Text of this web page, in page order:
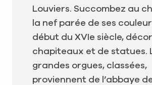
Louviers. Succombez au
la nef parée de ses
début du XVIe siècle,
chapiteaux et de statues.
grandes orgues, classées,
proviennent de l’abbaye